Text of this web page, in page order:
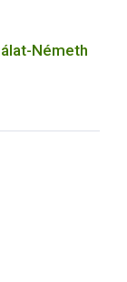
Németh